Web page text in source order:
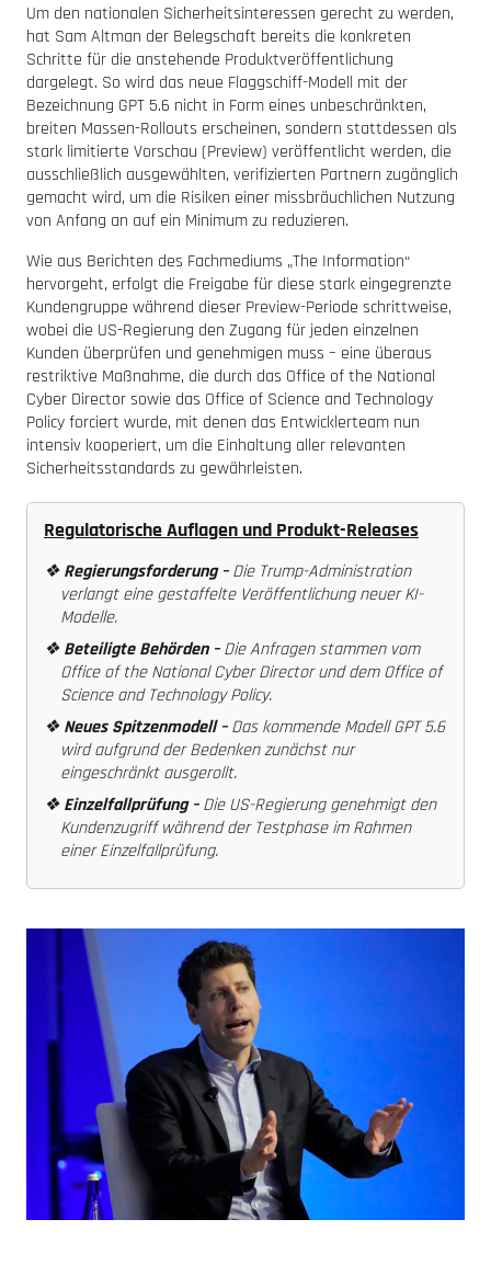
Um den nationalen Sicherheitsinteressen gerecht zu werden,
hat Sam Altman der Belegschaft bereits die konkreten
Schritte für die anstehende Produktveröffentlichung
dargelegt. So wird das neue Flaggschiff-Modell mit der
Bezeichnung GPT 5.6 nicht in Form eines unbeschränkten,
breiten Massen-Rollouts erscheinen, sondern stattdessen als
stark limitierte Vorschau (Preview) veröffentlicht werden, die
ausschließlich ausgewählten, verifizierten Partnern zugänglich
gemacht wird, um die Risiken einer missbräuchlichen Nutzung
von Anfang an auf ein Minimum zu reduzieren.
Wie aus Berichten des Fachmediums „The Information“
hervorgeht, erfolgt die Freigabe für diese stark eingegrenzte
Kundengruppe während dieser Preview-Periode schrittweise,
wobei die US-Regierung den Zugang für jeden einzelnen
Kunden überprüfen und genehmigen muss – eine überaus
restriktive Maßnahme, die durch das Office of the National
Cyber Director sowie das Office of Science and Technology
Policy forciert wurde, mit denen das Entwicklerteam nun
intensiv kooperiert, um die Einhaltung aller relevanten
Sicherheitsstandards zu gewährleisten.
Regulatorische Auflagen und Produkt-Releases
❖Regierungsforderung –Die Trump-Administration
verlangt eine gestaffelte Veröffentlichung neuer KI-
Modelle.
❖Beteiligte Behörden –Die Anfragen stammen vom
Office of the National Cyber Director und dem Office of
Science and Technology Policy.
❖Neues Spitzenmodell –Das kommende Modell GPT 5.6
wird aufgrund der Bedenken zunächst nur
eingeschränkt ausgerollt.
❖Einzelfallprüfung –Die US-Regierung genehmigt den
Kundenzugriff während der Testphase im Rahmen
einer Einzelfallprüfung.